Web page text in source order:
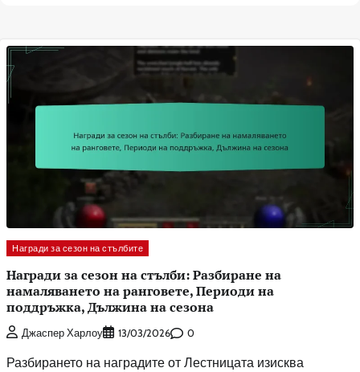
Награди за сезон на стълбите
Награди за сезон на стълби: Разбиране на
намаляването на ранговете, Периоди на
поддръжка, Дължина на сезона
Джаспер Харлоу 13/03/2026 0
Разбирането на наградите от Лестницата изисква